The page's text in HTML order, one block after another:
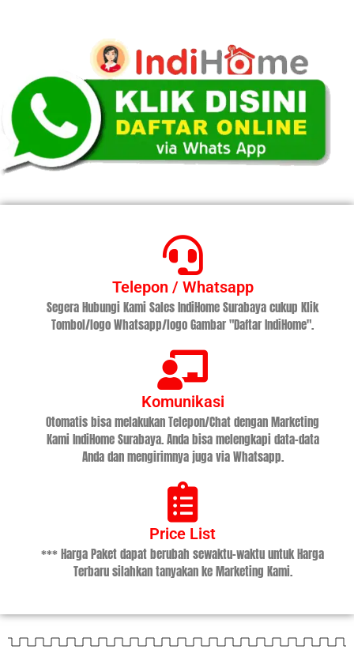
Telepon / Whatsapp
Segera Hubungi Kami Sales IndiHome Surabaya cukup Klik
Tombol/logo Whatsapp/logo Gambar "Daftar IndiHome".
Komunikasi
Otomatis bisa melakukan Telepon/Chat dengan Marketing
Kami IndiHome Surabaya. Anda bisa melengkapi data-data
Anda dan mengirimnya juga via Whatsapp.
Price List
*** Harga Paket dapat berubah sewaktu-waktu untuk Harga
Terbaru silahkan tanyakan ke Marketing Kami.